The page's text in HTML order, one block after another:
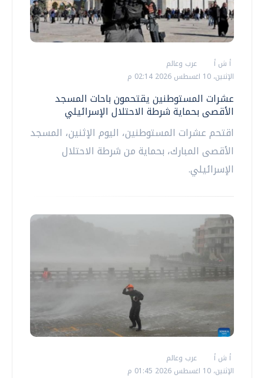
أ ش أ
عرب وعالم
الإثنين، 10 اغسطس 2026 02:14 م
عشرات المستوطنين يقتحمون باحات المسجد
الأقصى بحماية شرطة الاحتلال الإسرائيلي
اقتحم عشرات المستوطنين، اليوم الإثنين، المسجد
الأقصى المبارك، بحماية من شرطة الاحتلال
الإسرائيلي.
أ ش أ
عرب وعالم
الإثنين، 10 اغسطس 2026 01:45 م